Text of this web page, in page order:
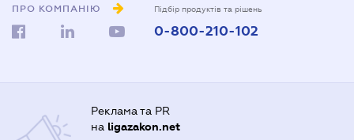
ПРО КОМПАНІЮ Підбір продуктів та рішень
0-800-210-102
Реклама та PR
на ligazakon.net